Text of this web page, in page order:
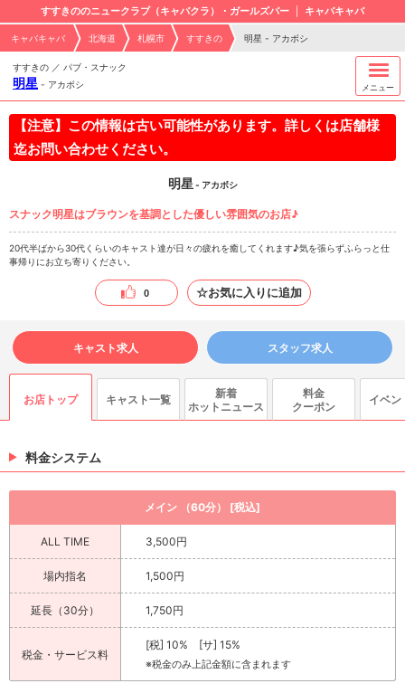
すすきののニュークラブ（キャバクラ）・ガールズバー キャバキャバ
キャバキャバ 北海道 札幌市 すすきの 明星 - アカボシ
すすきの ／ パブ・スナック
明星 - アカボシ メニュー
【注意】この情報は古い可能性があります。詳しくは店舗様
迄お問い合わせください。
明星 - アカボシ
スナック明星はブラウンを基調とした優しい雰囲気のお店♪
20代半ばから30代くらいのキャスト達が日々の疲れを癒してくれます♪気を張らずふらっと仕
事帰りにお立ち寄りください。
0 ☆お気に入りに追加
キャスト求人 スタッフ求人
お店トップ キャスト一覧
新着
ホットニュース
料金
クーポン
イベン
料金システム
メイン （60分） [税込]
ALL TIME 3,500円
場内指名 1,500円
延長（30分） 1,750円
税金・サービス料
[税] 10% [サ] 15%
※税金のみ上記金額に含まれます